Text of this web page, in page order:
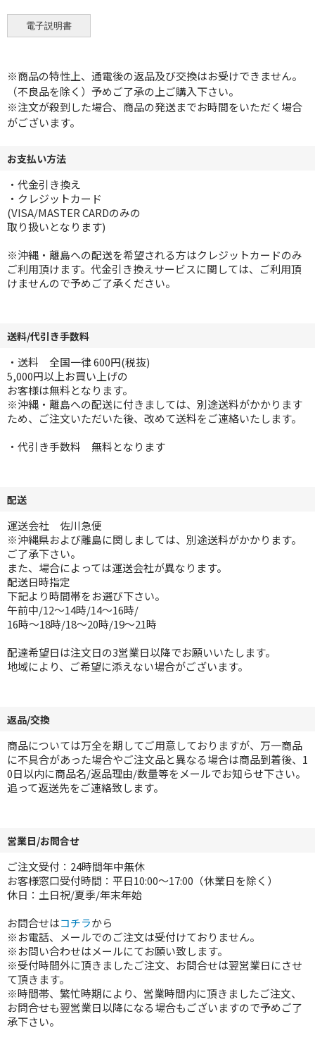
※商品の特性上、通電後の返品及び交換はお受けできません。
（不良品を除く）予めご了承の上ご購入下さい。
※注文が殺到した場合、商品の発送までお時間をいただく場合
がございます。
お支払い方法
・代金引き換え
・クレジットカード
(VISA/MASTER CARDのみの
取り扱いとなります)
※沖縄・離島への配送を希望される方はクレジットカードのみ
ご利用頂けます。代金引き換えサービスに関しては、ご利用頂
けませんので予めご了承ください。
送料/代引き手数料
・送料 全国一律 600円(税抜)
5,000円以上お買い上げの
お客様は無料となります。
※沖縄・離島への配送に付きましては、別途送料がかかります
ため、ご注文いただいた後、改めて送料をご連絡いたします。
・代引き手数料 無料となります
配送
運送会社 佐川急便
※沖縄県および離島に関しましては、別途送料がかかります。
ご了承下さい。
また、場合によっては運送会社が異なります。
配送日時指定
下記より時間帯をお選び下さい。
午前中/12～14時/14～16時/
16時～18時/18～20時/19～21時
配達希望日は注文日の3営業日以降でお願いいたします。
地域により、ご希望に添えない場合がございます。
返品/交換
商品については万全を期してご用意しておりますが、万一商品
に不具合があった場合やご注文品と異なる場合は商品到着後、1
0日以内に商品名/返品理由/数量等をメールでお知らせ下さい。
追って返送先をご連絡致します。
営業日/お問合せ
ご注文受付：24時間年中無休
お客様窓口受付時間：平日10:00～17:00（休業日を除く）
休日：土日祝/夏季/年末年始
お問合せはコチラから
※お電話、メールでのご注文は受付けておりません。
※お問い合わせはメールにてお願い致します。
※受付時間外に頂きましたご注文、お問合せは翌営業日にさせ
て頂きます。
※時間帯、繁忙時期により、営業時間内に頂きましたご注文、
お問合せも翌営業日以降になる場合もございますので予めご了
承下さい。